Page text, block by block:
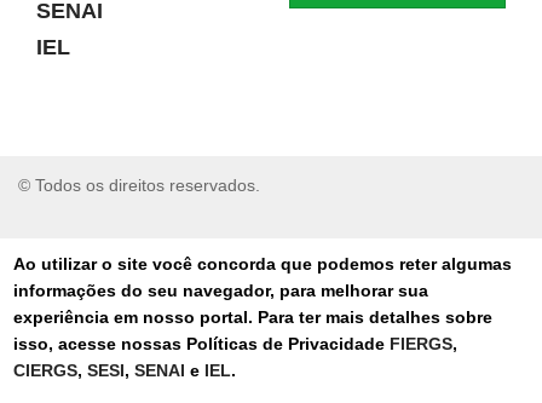
Ao utilizar o site você concorda que podemos reter algumas
informações do seu navegador, para melhorar sua
experiência em nosso portal. Para ter mais detalhes sobre
isso, acesse nossas Políticas de Privacidade FIERGS,
CIERGS,SESI,SENAIe IEL.
SENAI
IEL
© Todos os direitos reservados.
AUTO-ATENDIMENTO
PORTAL DE COMPRAS